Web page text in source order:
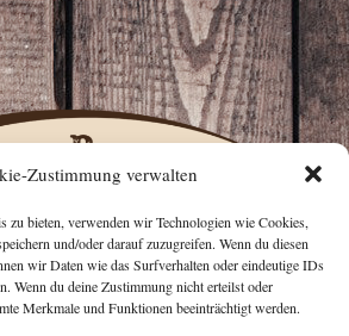
Zustimmung verwalten
zu bieten, verwenden wir Technologien wie Cookies,
und/oder darauf zuzugreifen. Wenn du diesen
wir Daten wie das Surfverhalten oder eindeutige IDs
Wenn du deine Zustimmung nicht erteilst oder
Merkmale und Funktionen beeinträchtigt werden.